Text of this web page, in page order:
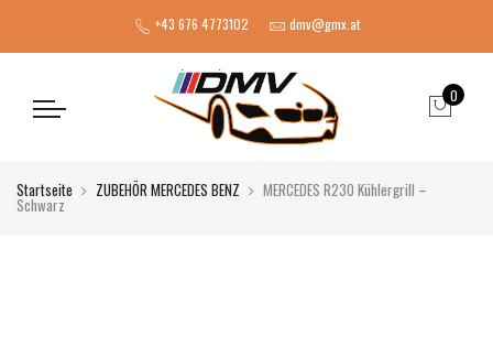
+43 676 4773102 dmv@gmx.at
0
Startseite ZUBEHÖR MERCEDES BENZ MERCEDES R230 Kühlergrill –
Schwarz